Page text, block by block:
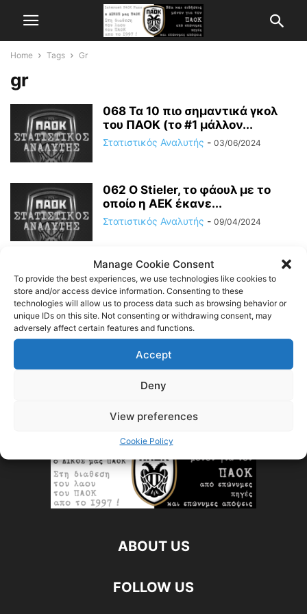
Manage Cookie Consent
To provide the best experiences, we use technologies like cookies to
store and/or access device information. Consenting to these
technologies will allow us to process data such as browsing behavior or
unique IDs on this site. Not consenting or withdrawing consent, may
adversely affect certain features and functions.
Accept
Deny
View preferences
Cookie Policy
Home Tags Gr
gr
068 Τα 10 πιο σημαντικά γκολ
του ΠΑΟΚ (το #1 μάλλον...
Στατιστικός Αναλυτής - 03/06/2024
062 O Stieler, το φάουλ με το
οποίο η ΑΕΚ έκανε...
Στατιστικός Αναλυτής - 09/04/2024
048 Οι συμμετοχές των
παικτών του ΠΑΟΚ στους 15
πρώτους αγώνες
Στατιστικός Αναλυτής - 07/10/2023
012 Η επιθετική δυστοκία του
ΠΑΟΚ και των παικτών του σε...
Στατιστικός Αναλυτής
ABOUT US
FOLLOW US